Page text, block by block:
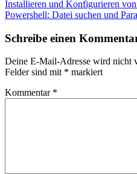
Beitragsnavigation
Previous
Post:
Installieren und Konfigurieren
Next
Powershell: Datei suchen und
Schreibe einen
Deine E-Mail-Adresse wird nicht
Felder sind mit * markiert
Kommentar *